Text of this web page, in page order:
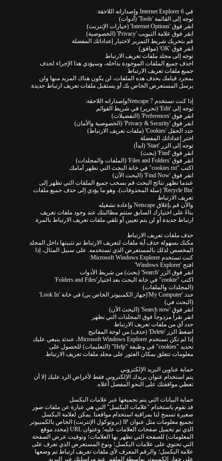
في Internet Explorer 6 وإصداراته اللاحقة:
توجه إلى القائمة 'Tools' (أدوات)
انقر فوق 'Internet Options' (خيارات الإنترنت)
انقر فوق علامة التبويب 'Privacy' (الخصوصية)
قم بتحريك شريط التمرير لاختيار إعداداتك المفضلة
انقر فوق 'OK' (موافق)
توجه إلى مجلد ملفات تعريف الارتباط
احذف جميع الملفات الموجودة بداخله، وسيؤدي هذا الإجراء لحذف
جميع ملفات تعريف الارتباط
بمجرد قيامك بحذف هذه الملفات، لن يكون هناك المزيد منها ولن
يرسل المستعرض الخاص بك أو يستقبل ملفات تعريف ارتباط جديدة.
إذا كنت تستخدم Netscape 7وإصداراته اللاحقة:
توجه إلى 'Edit' (تحرير) في شريط القوائم
انقر فوق 'Preferences' (التفضيلات)
انقر فوق 'Privacy & Security' (الخصوصية والأمان)
حدد الحقل 'Cookies' (ملفات تعريف الارتباط)
اختر إعداداتك المفضلة
توجه إلى الزر 'Start' (ابدأ)
انقر فوق 'Find' (بحث)
انقر فوق 'Files and Folders' (الملفات والمجلدات)
اكتب "cookies.txt" في خانة البحث التي تظهر أمامك
انقر فوق 'Find Now' (البحث الآن)
عندما تظهر نتائج البحث قم بسحب جميع الملفات التي تظهر إلى
'Recycle Bin' (سلة المحذوفات)، وهو ما يؤدي إلى حذف جميع ملفات
تعريف الارتباط
والآن قم بإغلاق Netscape وإعادة تشغيله
بناءً على اختيارك السابق ستتم مطالبتك عند وجود ملفات تعريف
ارتباط جديدة أو لن يتم تعيين أو تلقي ملفات تعريف الارتباط بالمرة.
حذف ملفات تعريف الارتباط
مكنك بسهولة حذف أية ملفات لتعريف الارتباط تم تثبيتها داخل المجلد
المخصص لذلك بالمستعرض الذي تستخدمه. على سبيل المثال، إذا
كنت تستخدم Microsoft Windows Explorer:
افتح 'Windows Explorer'
انقر فوق الزر 'Search' (بحث) من شريط الأدوات
اكتب "cookie" في خانة البحث بعد اختيار'Folders and Files'
(المجلدات والملفات)
حدد 'My Computer'(جهاز الكمبيوتر الخاص بي) في خانة 'Look In'
(البحث في)
انقر فوق 'Search now' (البحث الآن)
انقر نقراً مزدوجاً فوق المجلدات التي تظهر
حدد أي من ملفات تعريف الارتباط
اضغط الزر 'Delete' (حذف) من لوحة المفاتيح
إذا لم تكن تستخدم Microsoft Windows Explorer، عندئذ ينبغي عليك
تحديد "cookies" في وظيفة "Help" (التعليمات) للحصول على
معلومات تتعلق بمكان العثور على مجلد ملفات تعريف الارتباط.
حماية عناوين البريد الإلكتروني
يتم استخدام عنوان بريدك الإلكتروني فقط لأغراض الرد عليك إلا أن
تعطي موافقتك على النحو المفصل أعلاه.
حماية البيانات التي يتم تجميعها عبر علامات البكسل
قد نقوم باستخدام "علامات البكسل" التي هي عبارة عن ملفات صور
صغيرة تسمح لنا بمراقبة استخدام مواقعنا. يمكن لعلامة البكسل
تجميع معلومات مثل عنوان IP (بروتوكول الإنترنت) الخاص بالكمبيوتر
الذي تم تحميل صفحات العلامات عليه؛ وعنوان URL (محدد موقع
المعلومات) للصفحة التي تظهر بها العلامات؛ وتوقيت عرض الصفحة
التي تحتوي على علامات البكسل؛ ونوع المستعرض الذي تعرف على
علامة البكسل؛ والرقم المعرف لأي ملفات تعريف ارتباط تم وضعها
على جهاز الكمبيوتر بواسطة الملقم. عند مراسلتك عبر البريد